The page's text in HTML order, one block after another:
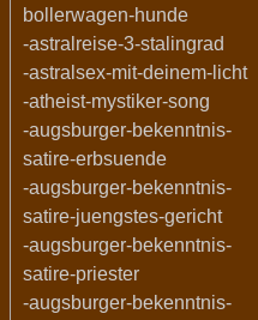
bollerwagen-hunde
-astralreise-3-stalingrad
-astralsex-mit-deinem-licht
-atheist-mystiker-song
-augsburger-bekenntnis-
satire-erbsuende
-augsburger-bekenntnis-
satire-juengstes-gericht
-augsburger-bekenntnis-
satire-priester
-augsburger-bekenntnis-